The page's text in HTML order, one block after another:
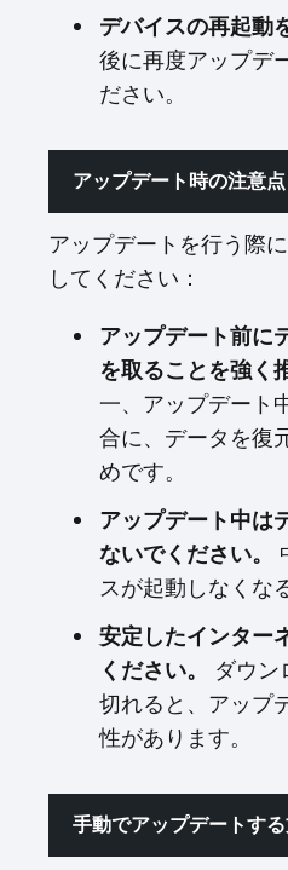
デバイスの再起動
後に再度アップデ
ださい。
アップデート時の注意点
アップデートを行う際
してください：
アップデート前に
を取ることを強く
一、アップデート
合に、データを復
めです。
アップデート中は
ないでください。
スが起動しなくな
安定したインター
ください。
ダウン
切れると、アップ
性があります。
手動でアップデートす